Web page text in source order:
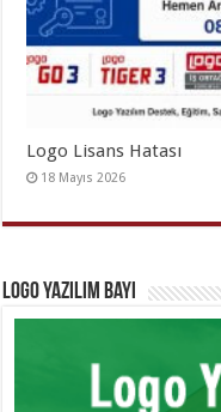
Logo Lisans Hatası
18 Mayıs 2026
Logo Yazılım Bayi